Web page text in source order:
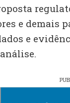
e demais
e